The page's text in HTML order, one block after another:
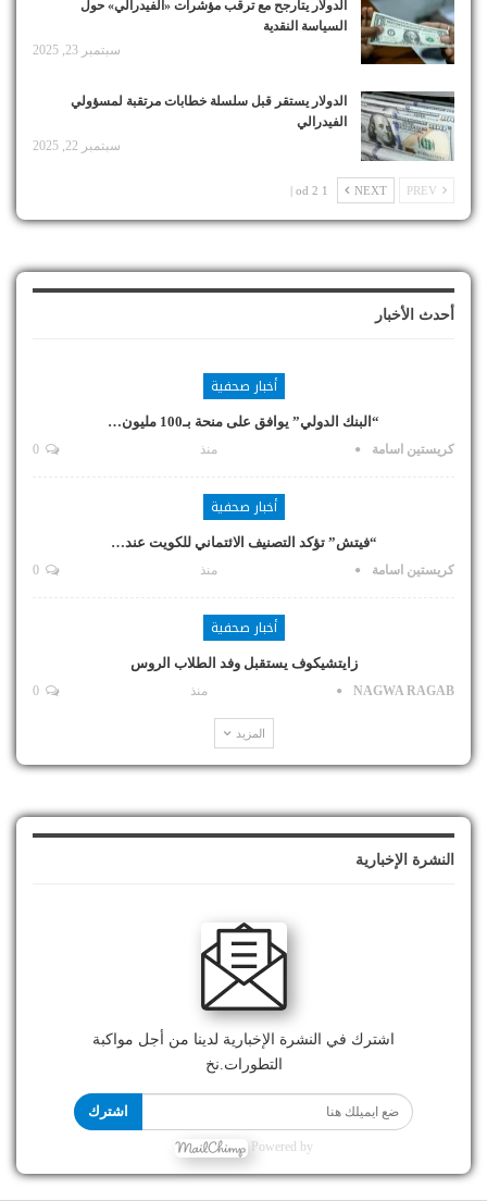
الدولار يتأرجح مع ترقب مؤشرات «الفيدرالي» حول
السياسة النقدية
سبتمبر 23, 2025
الدولار يستقر قبل سلسلة خطابات مرتقبة لمسؤولي
الفيدرالي
سبتمبر 22, 2025
NEXT
1 od 2 |
أحدث الأخبار
أخبار صحفية
“البنك الدولي” يوافق على منحة بـ100 مليون…
كريستين اسامة منذ
أخبار صحفية
“فيتش” تؤكد التصنيف الائتماني للكويت عند…
كريستين اسامة منذ
أخبار صحفية
زايتشيكوف يستقبل وفد الطلاب الروس
NAGWA RAGAB منذ
المزيد
النشرة الإخبارية
اشترك في النشرة الإخبارية لدينا من أجل مواكبة
التطورات.نخ
اشترك
Powered by